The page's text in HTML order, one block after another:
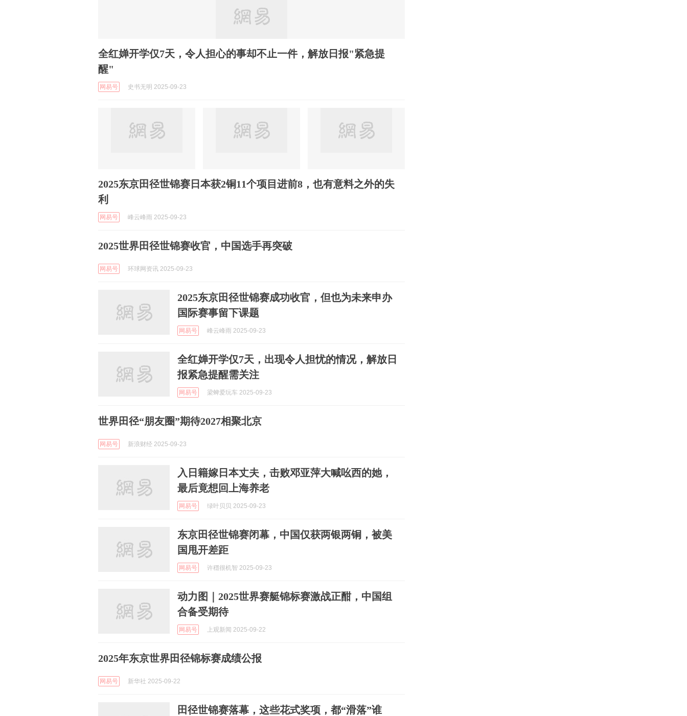
全红婵开学仅7天，令人担心的事却不止一件，解放日报"紧急提
醒"
网易号 史书无明 2025-09-23
2025东京田径世锦赛日本获2铜11个项目进前8，也有意料之外的失
利
网易号 峰云峰雨 2025-09-23
2025世界田径世锦赛收官，中国选手再突破
网易号 环球网资讯 2025-09-23
2025东京田径世锦赛成功收官，但也为未来申办
国际赛事留下课题
网易号 峰云峰雨 2025-09-23
全红婵开学仅7天，出现令人担忧的情况，解放日
报紧急提醒需关注
网易号 梁蜱爱玩车 2025-09-23
世界田径“朋友圈”期待2027相聚北京
网易号 新浪财经 2025-09-23
入日籍嫁日本丈夫，击败邓亚萍大喊吆西的她，
最后竟想回上海养老
网易号 绿叶贝贝 2025-09-23
东京田径世锦赛闭幕，中国仅获两银两铜，被美
国甩开差距
网易号 许穩很机智 2025-09-23
动力图｜2025世界赛艇锦标赛激战正酣，中国组
合备受期待
网易号 上观新闻 2025-09-22
2025年东京世界田径锦标赛成绩公报
网易号 新华社 2025-09-22
田径世锦赛落幕，这些花式奖项，都“滑落”谁